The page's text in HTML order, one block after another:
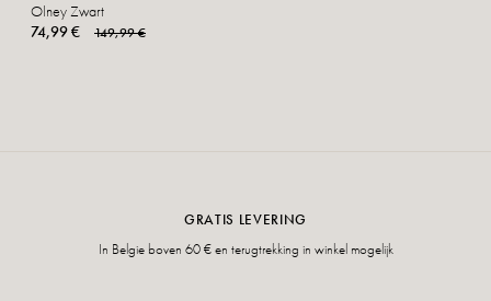
Olney Zwart
74,99 €
149,99 €
GRATIS LEVERING
In Belgie boven 60 € en terugtrekking in winkel mogelijk